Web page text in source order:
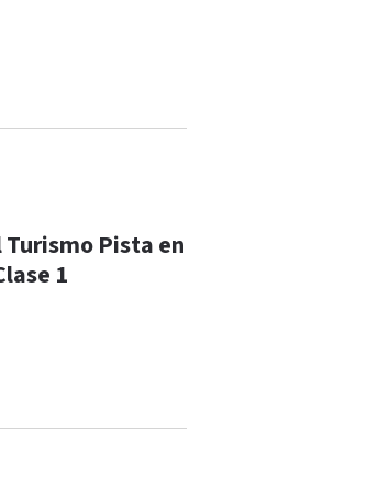
Pista en
1